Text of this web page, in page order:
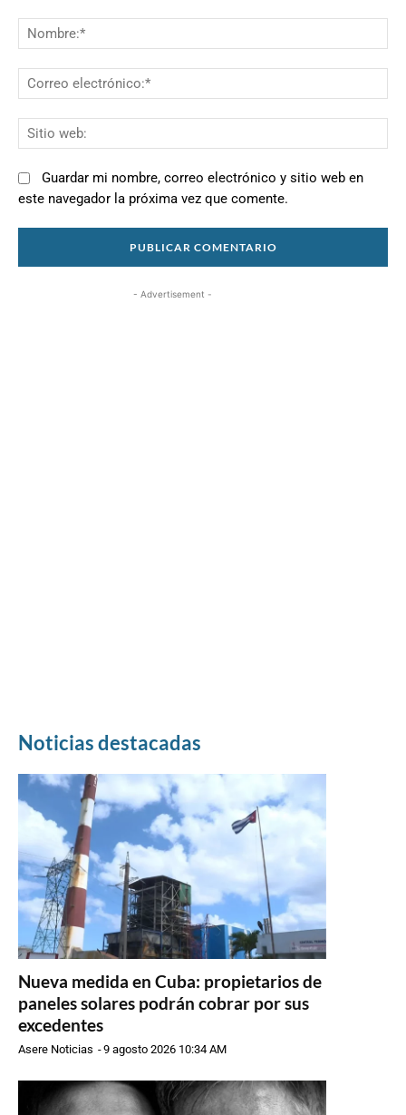
Guardar mi nombre, correo electrónico y sitio web en
este navegador la próxima vez que comente.
- Advertisement -
Noticias destacadas
Nueva medida en Cuba: propietarios de
paneles solares podrán cobrar por sus
excedentes
Asere Noticias -9 agosto 2026 10:34 AM